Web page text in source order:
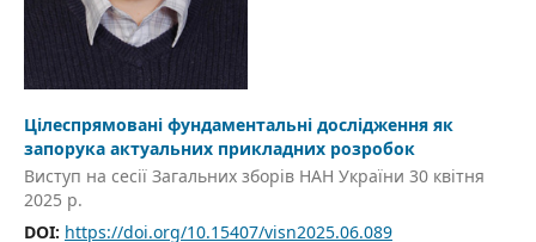
Цілеспрямовані фундаментальні дослідження як
запорука актуальних прикладних розробок
Виступ на сесії Загальних зборів НАН України 30 квітня
2025 р.
DOI: https://doi.org/10.15407/visn2025.06.089